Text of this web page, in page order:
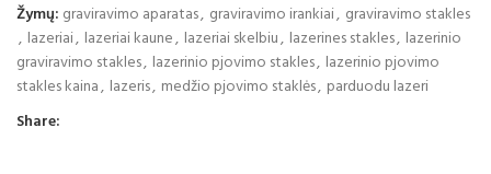
Žymų: graviravimo aparatas, graviravimo irankiai, graviravimo stakles
, lazeriai, lazeriai kaune, lazeriai skelbiu, lazerines stakles, lazerinio
graviravimo stakles, lazerinio pjovimo stakles, lazerinio pjovimo
stakles kaina, lazeris, medžio pjovimo staklės, parduodu lazeri
Share: